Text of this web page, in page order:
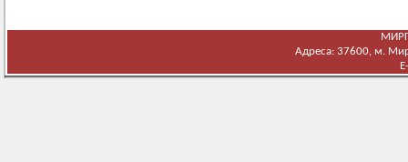
Адреса: 37600, м.